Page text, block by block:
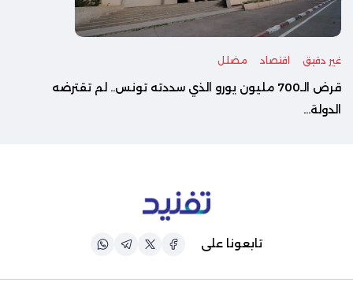
غير دقيق اقتصاد مضلل
قرض الـ700 مليون يورو الذي سددته تونس.. لم تقترضه
الدولة...
تابعونا على